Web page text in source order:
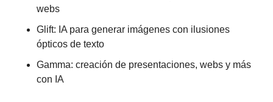
webs
Glift: IA para generar imágenes con ilusiones
ópticos de texto
Gamma: creación de presentaciones, webs y más
con IA